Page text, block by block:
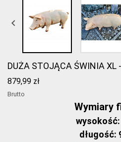

DUŻA STOJĄCA ŚWINIA XL
879,99 zł
Brutto
Wymiary
wysokość:
długość: